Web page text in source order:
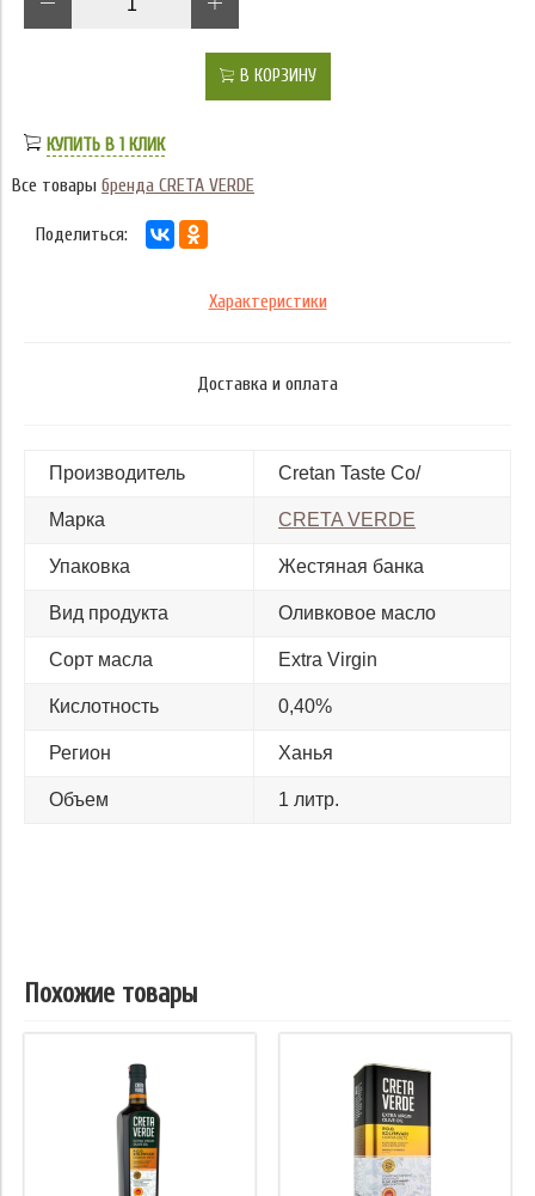
В КОРЗИНУ
КУПИТЬ В 1 КЛИК
Все товары бренда CRETA VERDE
Поделиться:
Характеристики
Доставка и оплата
Производитель Cretan Taste Co/
Марка CRETA VERDE
Упаковка Жестяная банка
Вид продукта Оливковое масло
Сорт масла Extra Virgin
Кислотность 0,40%
Регион Ханья
Объем 1 литр.
Похожие товары